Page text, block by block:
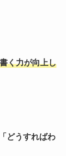
く力が向上し
どうすればわ